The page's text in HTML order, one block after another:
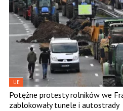
UE
Potężne protesty rolników we
zablokowały tunele i autostrady